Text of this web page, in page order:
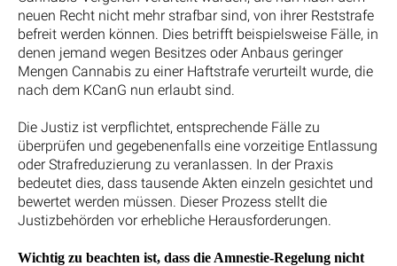
neuen Recht nicht mehr strafbar sind, von ihrer Reststrafe
befreit werden können. Dies betrifft beispielsweise Fälle, in
denen jemand wegen Besitzes oder Anbaus geringer
Mengen Cannabis zu einer Haftstrafe verurteilt wurde, die
nach dem KCanG nun erlaubt sind.
Die Justiz ist verpflichtet, entsprechende Fälle zu
überprüfen und gegebenenfalls eine vorzeitige Entlassung
oder Strafreduzierung zu veranlassen. In der Praxis
bedeutet dies, dass tausende Akten einzeln gesichtet und
bewertet werden müssen. Dieser Prozess stellt die
Justizbehörden vor erhebliche Herausforderungen.
Wichtig zu beachten ist, dass die Amnestie-Regelung nicht